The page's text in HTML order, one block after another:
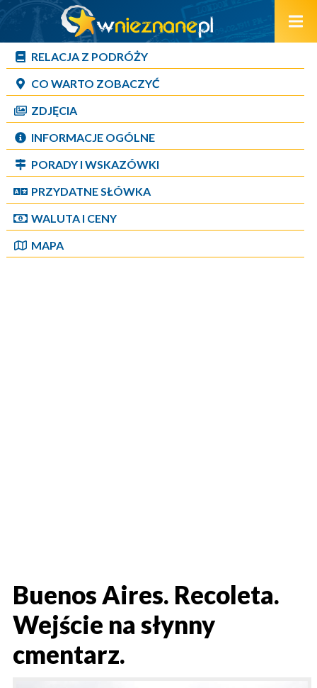
RELACJA Z PODRÓŻY
CO WARTO ZOBACZYĆ
ZDJĘCIA
INFORMACJE OGÓLNE
PORADY I WSKAZÓWKI
PRZYDATNE SŁÓWKA
WALUTA I CENY
MAPA
Buenos Aires. Recoleta.
Wejście na słynny
cmentarz.